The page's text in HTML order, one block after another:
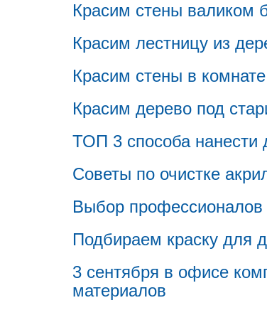
Красим стены валиком
Красим лестницу из
Красим стены в
Красим дерево под
ТОП 3 способа нанести
Советы по очистке
Выбор
Подбираем краску для
3 сентября в офисе
материалов